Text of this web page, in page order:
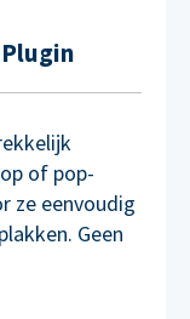
of pop-
ze eenvoudig
Geen